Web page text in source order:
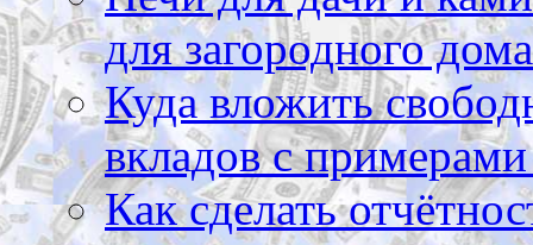
для загородного дома
Куда вложить
вкладов с
Как сделать